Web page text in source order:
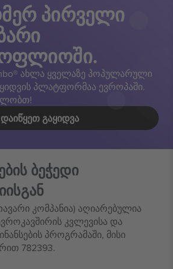
პირველი
ახლა ყველაზე პოპულარული
პლატფორმაა ევროპაში.
ᲓᲐᲘᲬᲧᲔᲗ ᲒᲐᲧᲘᲓᲕᲐ
ბეჭედი
კომპანია) აღიარებულია
კვლევისა და
პროგრამაში, მისი
782393.